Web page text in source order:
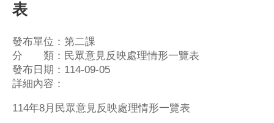
表
發布單位：第二課
分 類：民眾意見反映處理情形一覽表
發布日期：114-09-05
詳細內容：
114年8月民眾意見反映處理情形一覽表